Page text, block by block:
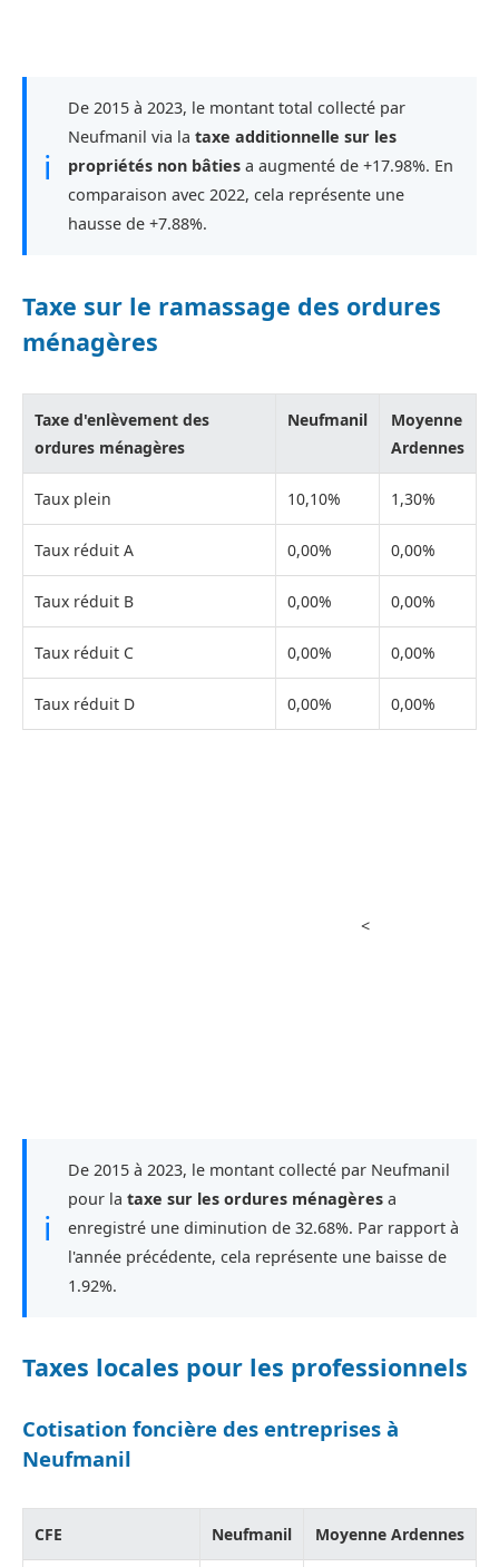
ℹ
De 2015 à 2023, le montant total collecté par
Neufmanil via la taxe additionnelle sur les
propriétés non bâties a augmenté de +17.98%. En
comparaison avec 2022, cela représente une
hausse de +7.88%.
Taxe sur le ramassage des ordures
ménagères
Taxe d'enlèvement des
ordures ménagères
Neufmanil
Moyenne
Ardennes
Taux plein 10,10% 1,30%
Taux réduit A 0,00% 0,00%
Taux réduit B 0,00% 0,00%
Taux réduit C 0,00% 0,00%
Taux réduit D 0,00% 0,00%
<
ℹ
De 2015 à 2023, le montant collecté par Neufmanil
pour la taxe sur les ordures ménagères a
enregistré une diminution de 32.68%. Par rapport à
l'année précédente, cela représente une baisse de
1.92%.
Taxes locales pour les professionnels
Cotisation foncière des entreprises à
Neufmanil
CFE Neufmanil Moyenne Ardennes